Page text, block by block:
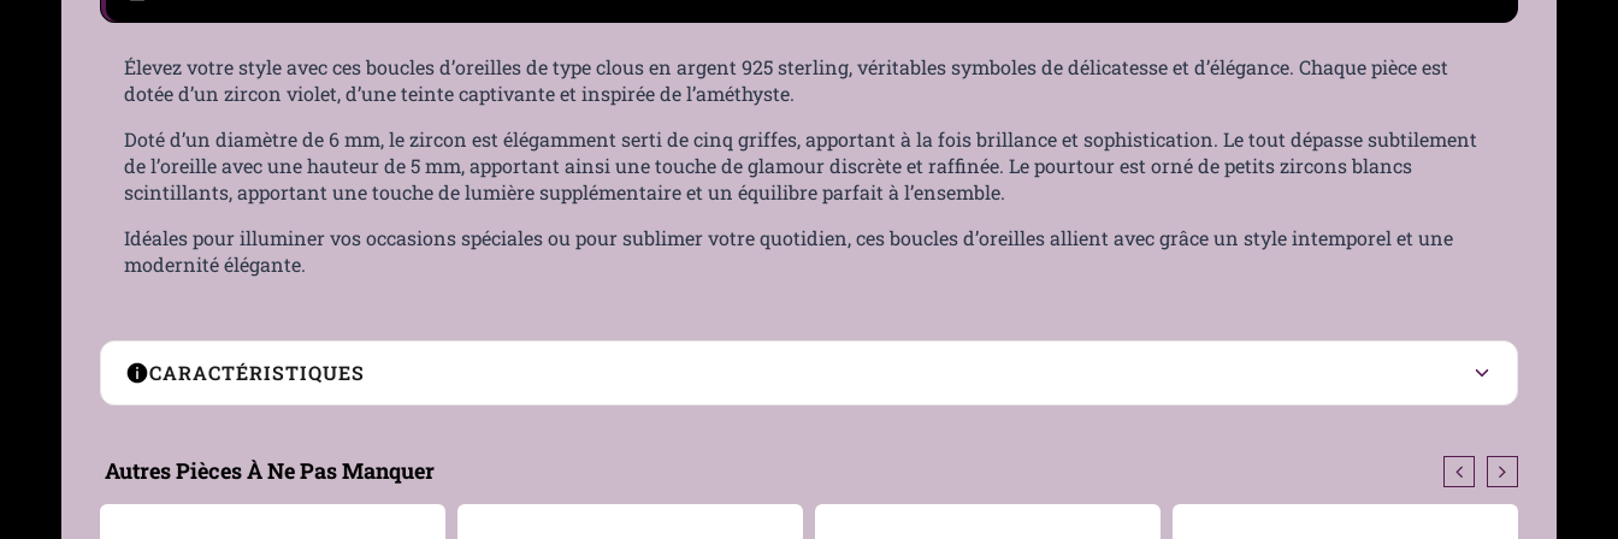
Élevez votre style avec ces boucles d’oreilles de type clous en argent 925 sterling, véritables symboles de délicatesse et d’élégance. Chaque pièce est
dotée d’un zircon violet, d’une teinte captivante et inspirée de l’améthyste.
Doté d’un diamètre de 6 mm, le zircon est élégamment serti de cinq griffes, apportant à la fois brillance et sophistication. Le tout dépasse subtilement
de l’oreille avec une hauteur de 5 mm, apportant ainsi une touche de glamour discrète et raffinée. Le pourtour est orné de petits zircons blancs
scintillants, apportant une touche de lumière supplémentaire et un équilibre parfait à l’ensemble.
Idéales pour illuminer vos occasions spéciales ou pour sublimer votre quotidien, ces boucles d’oreilles allient avec grâce un style intemporel et une
modernité élégante.
CARACTÉRISTIQUES
Matière Argent 925, Zircon cubique
Autres Pièces À Ne Pas Manquer